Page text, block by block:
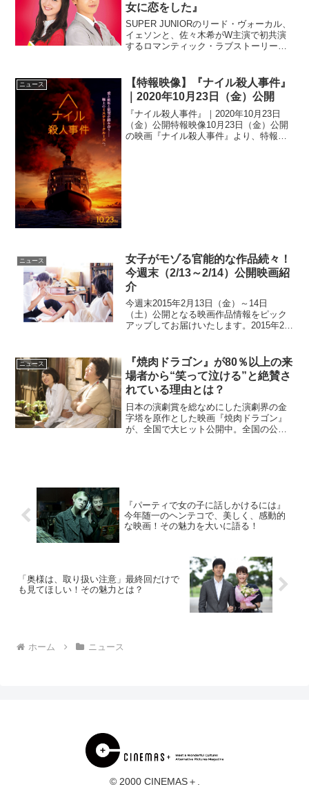
女に恋をした』
SUPER JUNIORのリード・ヴォーカル、
イェソンと、佐々木希がW主演で初共演
するロマンティック・ラブストーリー映
なる夢中で生きていたら、ステキな恋が
やって来...
ニュース
【特報映像】『ナイル殺人事件』
｜2020年10月23日（金）公開
『ナイル殺人事件』｜2020年10月23日
（金）公開特報映像10月23日（金）公開
の映画『ナイル殺人事件』より、特報映
ニュース
女子がモゾる官能的な作品続々！
今週末（2/13～2/14）公開映画紹
介
今週末2015年2月13日（金）～14日
（土）公開となる映画作品情報をピック
アップしてお届けいたします。2015年2月
＃1 入門編」2015年2月13日（...
ニュース
『焼肉ドラゴン』が80％以上の来
場者から“笑って泣ける”と絶賛さ
れている理由とは？
日本の演劇賞を総なめにした演劇界の金
字塔を原作とした映画『焼肉ドラゴン』
が、全国で大ヒット公開中。全国の公開
『パーティで女の子に話しかけるには』
今年随一のヘンテコで、美しく、感動的
な映画！その魅力を大いに語る！
「奥様は、取り扱い注意」最終回だけで
も見てほしい！その魅力とは？
ホーム ニュース
© 2000 CINEMAS＋.